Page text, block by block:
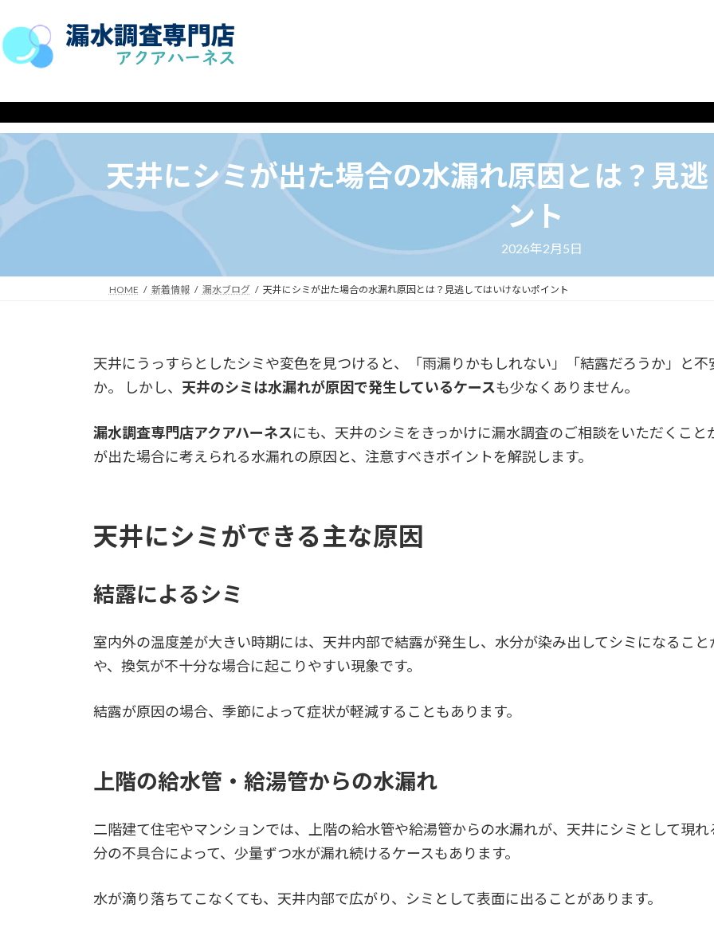
ン
テ
ス
キ
プ
ビ
ゲ
ン
に
動
天井にシミが出た場合の水漏れ原因とは？見
ント
2026年2月5日
HOME 新着情報 漏水ブログ 天井にシミが出た場合の水漏れ原因とは？見逃してはいけないポイント
天井にうっすらとしたシミや変色を見つけると、「雨漏りかもしれない」「結露だろうか」と
か。 しかし、 天井のシミは水漏れが原因で発生しているケースも少なくありません。
漏水調査専門店アクアハーネスにも、天井のシミをきっかけに漏水調査のご相談をいただくこと
が出た場合に考えられる水漏れの原因と、注意すべきポイントを解説します。
天井にシミができる主な原因
結露によるシミ
室内外の温度差が大きい時期には、天井内部で結露が発生し、水分が染み出してシミになるこ
や、換気が不十分な場合に起こりやすい現象です。
結露が原因の場合、季節によって症状が軽減することもあります。
上階の給水管・給湯管からの水漏れ
二階建て住宅やマンションでは、上階の給水管や給湯管からの水漏れが、天井にシミとして現
分の不具合によって、少量ずつ水が漏れ続けるケースもあります。
水が滴り落ちてこなくても、天井内部で広がり、シミとして表面に出ることがあります。